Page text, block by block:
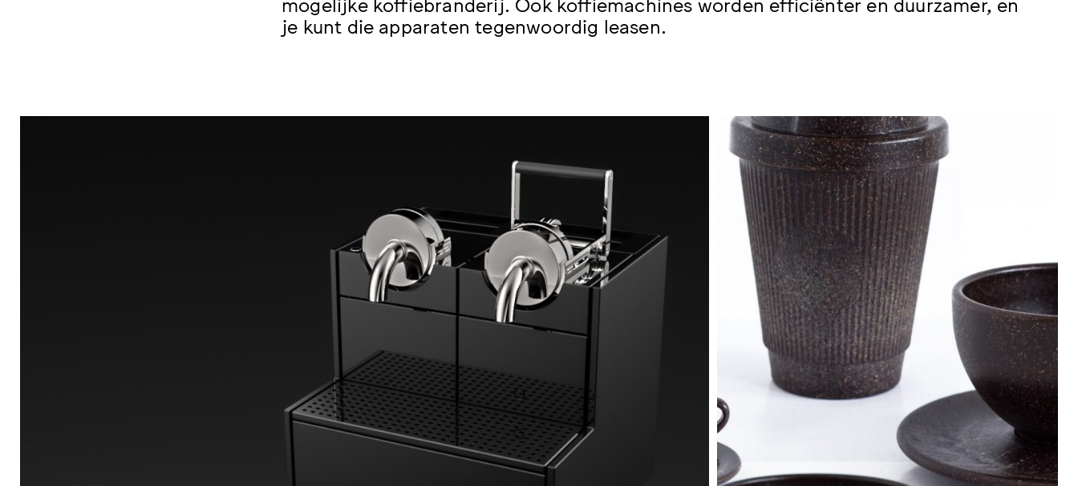
je kunt die apparaten tegenwoordig leasen.